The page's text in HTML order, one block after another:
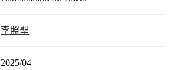
李照聖
2025/04